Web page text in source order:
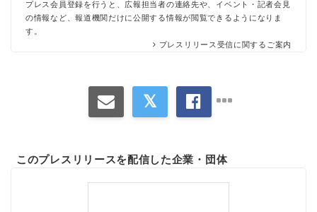
プレス会員登録を行うと、広報担当者の連絡先や、イベント・記者会見
の情報など、報道機関だけに公開する情報が閲覧できるようになりま
す。
プレスリリース受信に関するご案内
このプレスリリースを配信した企業・団体